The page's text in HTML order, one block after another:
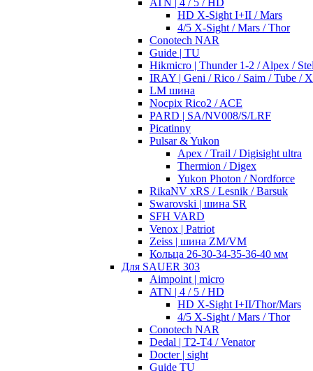
ATN | 4 / 5 / HD
HD X-Sight I+II / Mars
4/5 X-Sight / Mars / Thor
Conotech NAR
Guide | TU
Hikmicro | Thunder 1-2 / Alpex /
IRAY | Geni / Rico / Saim / Tube /
LM шина
Nocpix Rico2 / ACE
PARD | SA/NV008/S/LRF
Picatinny
Pulsar & Yukon
Apex / Trail / Digisight ultra
Thermion / Digex
Yukon Photon / Nordforce
RikaNV xRS / Lesnik / Barsuk
Swarovski | шина SR
SFH VARD
Venox | Patriot
Zeiss | шина ZM/VM
Кольца 26-30-34-35-36-40 мм
Для SAUER 303
Aimpoint | micro
ATN | 4 / 5 / HD
HD X-Sight I+II/Thor/Mars
4/5 X-Sight / Mars / Thor
Conotech NAR
Dedal | T2-T4 / Venator
Docter | sight
Guide TU